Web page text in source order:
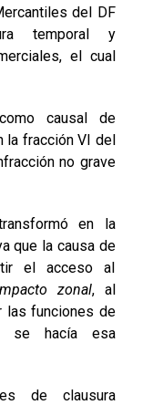
del DF
temporal y
el cual
causal de
la fracción VI del
no grave
en la
que la causa de
el acceso al
zonal, al
las funciones de
se hacía esa
de clausura